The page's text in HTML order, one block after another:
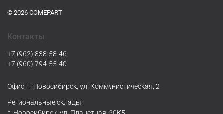
© 2026 COMEPART
Контакты
+7 (962) 838-58-46
+7 (960) 794-55-40
Офис: г. Новосибирск, ул. Коммунистическая, 2
Региональные склады:
г. Новосибирск, ул. Планетная, 30К5